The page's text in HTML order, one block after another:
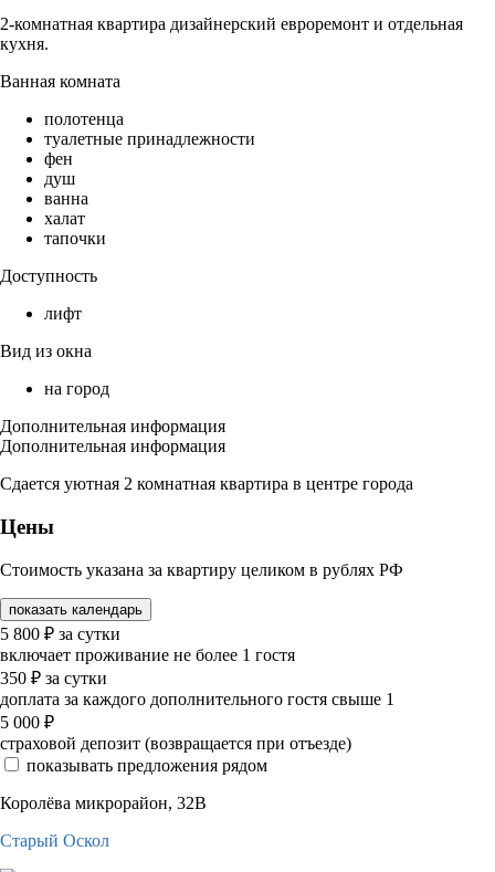
2-комнатная квартира дизайнерский евроремонт и отдельная
кухня.
Ванная комната
полотенца
туалетные принадлежности
фен
душ
ванна
халат
тапочки
Доступность
лифт
Вид из окна
на город
Дополнительная информация
Дополнительная информация
Сдается уютная 2 комнатная квартира в центре города
Цены
Стоимость указана за квартиру целиком в рублях РФ
показать календарь
5 800 ₽ за сутки
включает проживание не более 1 гостя
350 ₽ за сутки
доплата за каждого дополнительного гостя свыше 1
5 000 ₽
страховой депозит (возвращается при отъезде)
показывать предложения рядом
Королёва микрорайон, 32В
Старый Оскол